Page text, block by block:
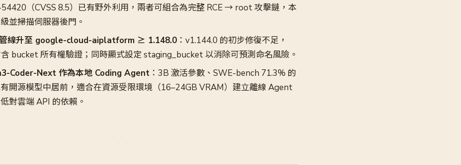
（CVSS 8.5）已有野外利用，兩者可組合為完整 RCE → root 攻擊鏈，本
並掃描伺服器後門。
線升至 google-cloud-aiplatform ≥ 1.148.0 ：v1.144.0 的初步修復不足，
bucket 所有權驗證；同時顯式設定 staging_bucket 以消除可預測命名風險。
Coder-Next 作為本地 Coding Agent ：3B 激活參數、SWE-bench 71.3% 的
開源模型中居前，適合在資源受限環境（16–24GB VRAM）建立離線 Agent
對雲端 API 的依賴。